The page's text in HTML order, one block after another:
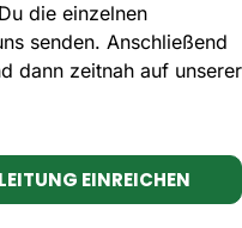
die einzelnen
senden. Anschließend
dann zeitnah auf unserer
EINREICHEN